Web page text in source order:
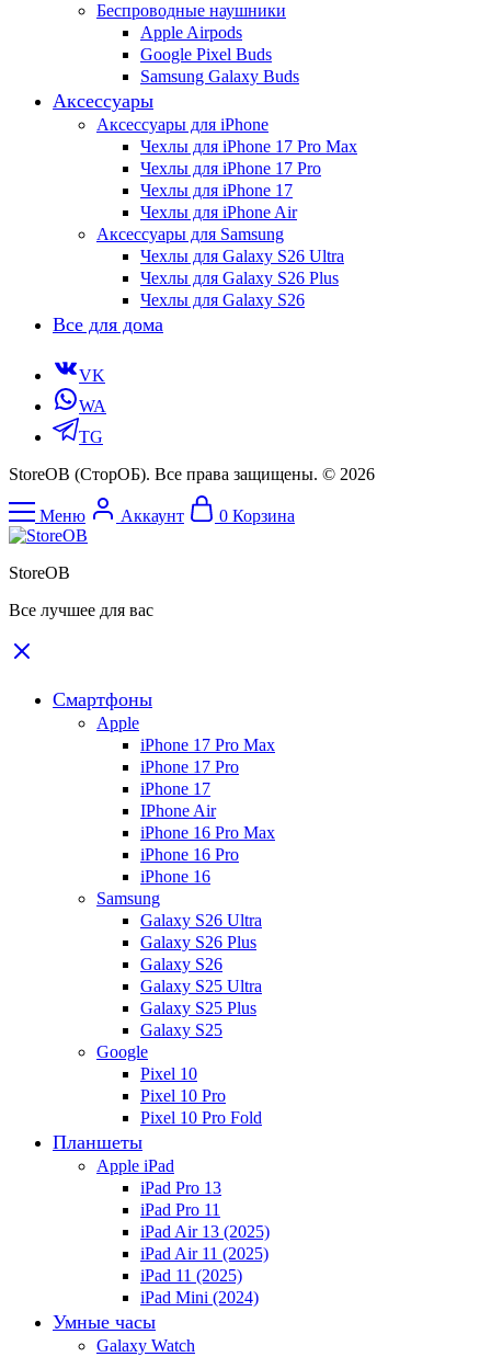
Беспроводные наушники
Apple Airpods
Google Pixel Buds
Samsung Galaxy Buds
Аксессуары
Аксессуары для iPhone
Чехлы для iPhone 17 Pro Max
Чехлы для iPhone 17 Pro
Чехлы для iPhone 17
Чехлы для iPhone Air
Аксессуары для Samsung
Чехлы для Galaxy S26 Ultra
Чехлы для Galaxy S26 Plus
Чехлы для Galaxy S26
Все для дома
VK
WA
TG
StoreOB (CторОБ). Все права защищены. © 2026
Меню Аккаунт 0 Корзина
StoreOB
Все лучшее для вас
Смартфоны
Apple
iPhone 17 Pro Max
iPhone 17 Pro
iPhone 17
IPhone Air
iPhone 16 Pro Max
iPhone 16 Pro
iPhone 16
Samsung
Galaxy S26 Ultra
Galaxy S26 Plus
Galaxy S26
Galaxy S25 Ultra
Galaxy S25 Plus
Galaxy S25
Google
Pixel 10
Pixel 10 Pro
Pixel 10 Pro Fold
Планшеты
Apple iPad
iPad Pro 13
iPad Pro 11
iPad Air 13 (2025)
iPad Air 11 (2025)
iPad 11 (2025)
iPad Mini (2024)
Умные часы
Galaxy Watch